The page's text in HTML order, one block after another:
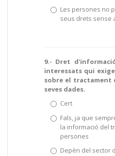
Les persones no
seus drets sense
9.- Dret
interessats qui
sobre el tractament
seves dades.
Cert
Fals, ja que
la informació del
persones
Depèn del sector